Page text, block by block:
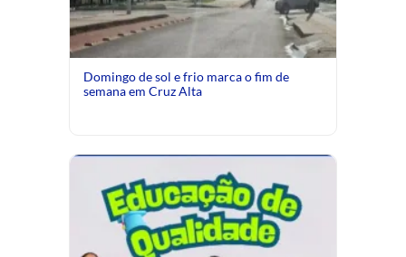
Domingo de sol e frio marca o fim de
semana em Cruz Alta